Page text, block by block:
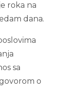
roka na
dana.
sa
o